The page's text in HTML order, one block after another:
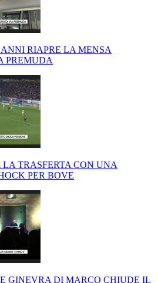
RIAPRE LA MENSA
PREMUDA
TRASFERTA CON UNA
PER BOVE
GINEVRA DI MARCO CHIUDE IL